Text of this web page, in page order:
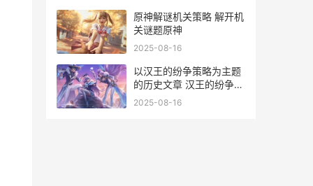
原神解谜机关策略 解开机
关谜题原神
2025-08-16
以汉王的纷争策略为主题
的历史文章 汉王的纷争怎
么停运了
2025-08-16